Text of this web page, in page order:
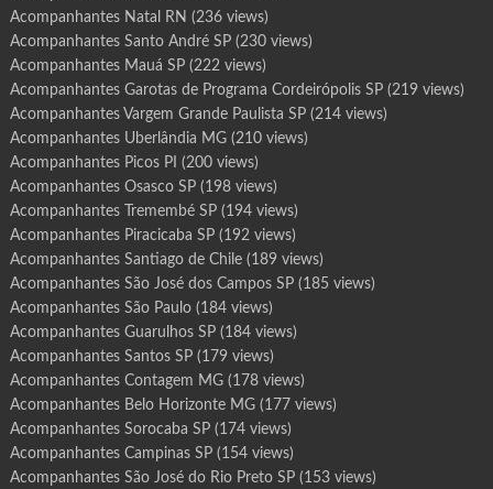
Acompanhantes Natal RN (236 views)
Acompanhantes Santo André SP(230 views)
Acompanhantes Mauá SP(222 views)
Acompanhantes Garotas de Programa Cordeirópolis SP(219 views)
Acompanhantes Vargem Grande Paulista SP(214 views)
Acompanhantes Uberlândia MG(210 views)
Acompanhantes Picos PI (200 views)
Acompanhantes Osasco SP(198 views)
Acompanhantes Tremembé SP(194 views)
Acompanhantes Piracicaba SP(192 views)
Acompanhantes Santiago de Chile(189 views)
Acompanhantes São José dos Campos SP(185 views)
Acompanhantes São Paulo(184 views)
Acompanhantes Guarulhos SP(184 views)
Acompanhantes Santos SP(179 views)
Acompanhantes Contagem MG(178 views)
Acompanhantes Belo Horizonte MG(177 views)
Acompanhantes Sorocaba SP(174 views)
Acompanhantes Campinas SP(154 views)
Acompanhantes São José do Rio Preto SP(153 views)